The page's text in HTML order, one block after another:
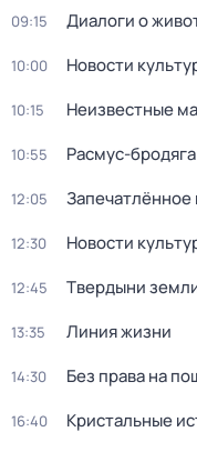
09:15 Диалоги о
10:00 Новости
10:15 Неизвестные
10:55 Расмус-бродяга
12:05 Запечатлённое
12:30 Новости
12:45 Твердыни
13:35 Линия жизни
14:30 Без права на
16:40 Кристальные